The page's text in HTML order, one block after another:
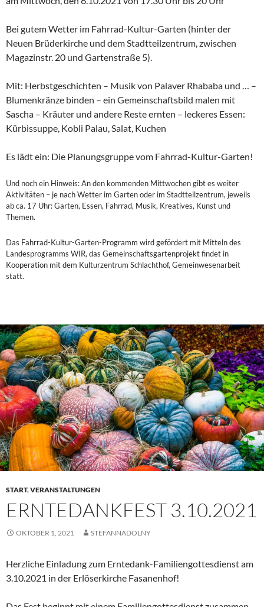
Bei gutem Wetter im Fahrrad-Kultur-Garten (hinter der
Neuen Brüderkirche und dem Stadtteilzentrum, zwischen
Magazinstr. 20 und Gartenstraße 5).
Mit: Herbstgeschichten – Musik von Palaver Rhababa und … –
Blumenkränze binden – ein Gemeinschaftsbild malen mit
Sascha – Kräuter und andere Reste ernten – leckeres Essen:
Kürbissuppe, Kobli Palau, Salat, Kuchen
Es lädt ein: Die Planungsgruppe vom Fahrrad-Kultur-Garten!
Und noch ein Hinweis: An den kommenden Mittwochen gibt es weiter
Aktivitäten – je nach Wetter im Garten oder im Stadtteilzentrum, jeweils
ab ca. 17 Uhr: Garten, Essen, Fahrrad, Musik, Kreatives, Kunst und
Themen.
Das Fahrrad-Kultur-Garten-Programm wird gefördert mit Mitteln des
Landesprogramms WIR, das Gemeinschaftsgartenprojekt findet in
Kooperation mit dem Kulturzentrum Schlachthof, Gemeinwesenarbeit
statt.
START,VERANSTALTUNGEN
ERNTEDANKFEST 3.10.2021
OKTOBER 1, 2021 STEFANNADOLNY
Herzliche Einladung zum Erntedank-Familiengottesdienst am
3.10.2021 in der Erlöserkirche Fasanenhof!